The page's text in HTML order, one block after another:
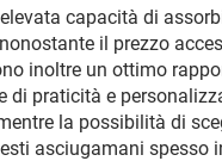
capacità di
il prezzo
inoltre un ottimo
praticità e
la possibilità di
asciugamani